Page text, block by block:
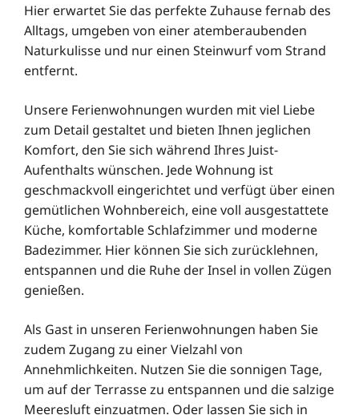
Hier erwartet Sie das perfekte Zuhause fernab des
Alltags, umgeben von einer atemberaubenden
Naturkulisse und nur einen Steinwurf vom Strand
entfernt.
Unsere Ferienwohnungen wurden mit viel Liebe
zum Detail gestaltet und bieten Ihnen jeglichen
Komfort, den Sie sich während Ihres Juist-
Aufenthalts wünschen. Jede Wohnung ist
geschmackvoll eingerichtet und verfügt über einen
gemütlichen Wohnbereich, eine voll ausgestattete
Küche, komfortable Schlafzimmer und moderne
Badezimmer. Hier können Sie sich zurücklehnen,
entspannen und die Ruhe der Insel in vollen Zügen
genießen.
Als Gast in unseren Ferienwohnungen haben Sie
zudem Zugang zu einer Vielzahl von
Annehmlichkeiten. Nutzen Sie die sonnigen Tage,
um auf der Terrasse zu entspannen und die salzige
Meeresluft einzuatmen. Oder lassen Sie sich in